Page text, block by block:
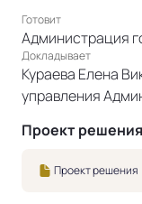
Готовит
Администрация
Докладывает
Кураева Елена
управления
Проект решения
Проект решения